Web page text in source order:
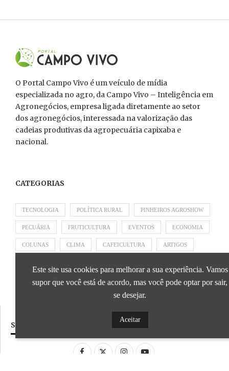
O Portal Campo Vivo é um veículo de mídia
especializada no agro, da Campo Vivo – Inteligência em
Agronegócios, empresa ligada diretamente ao setor
dos agronegócios, interessada na valorização das
cadeias produtivas da agropecuária capixaba e
nacional.
CATEGORIAS
TECNOLOGIA POLÍTICA RURAL PINHEIROS AGROSHOW
PECUÁRIA FRUTICULTURA EVENTOS ECONOMIA
COLUNAS CLIMA CAFEICULTURA ARTIGOS
APRESENTADO POR BRAPEX
SIGA NOSSAS REDES SOCIAIS
Este site usa cookies para melhorar a sua experiência. Vamos
supor que você está de acordo, mas você pode optar por sair,
se desejar.
Aceitar